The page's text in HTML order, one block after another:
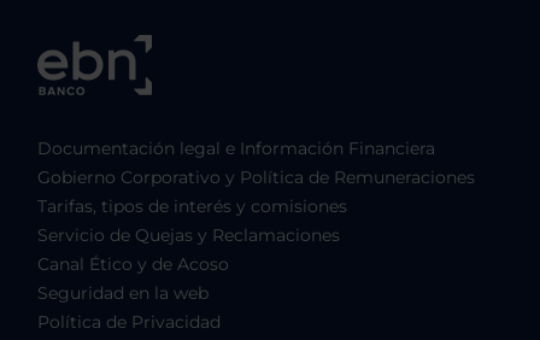
Documentación legal e Información Financiera
Gobierno Corporativo y Política de Remuneraciones
Tarifas, tipos de interés y comisiones
Servicio de Quejas y Reclamaciones
Canal Ético y de Acoso
Seguridad en la web
Política de Privacidad